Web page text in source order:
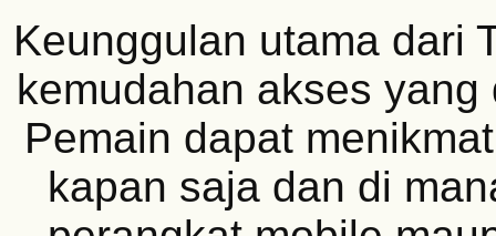
Keunggulan utama dari
kemudahan akses
Pemain dapat
kapan saja dan di